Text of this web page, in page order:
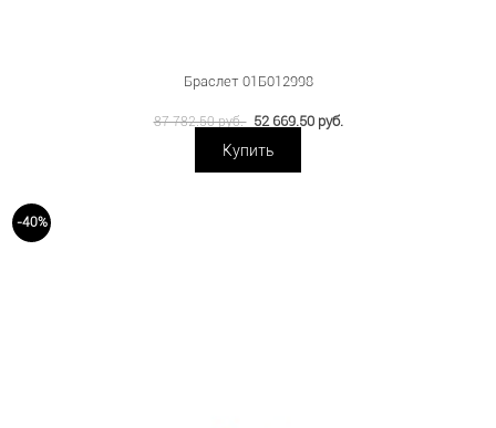
Браслет 01Б012998
87 782.50 руб. 52 669.50 руб.
Купить
-40%